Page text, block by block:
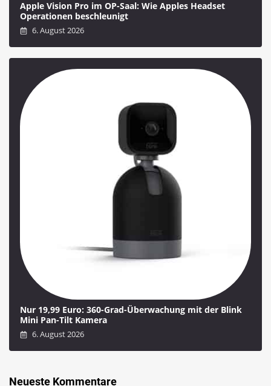
Apple Vision Pro im OP-Saal: Wie Apples Headset
Operationen beschleunigt
6. August 2026
Nur 19,99 Euro: 360-Grad-Überwachung mit der Blink
Mini Pan-Tilt Kamera
6. August 2026
Neueste Kommentare